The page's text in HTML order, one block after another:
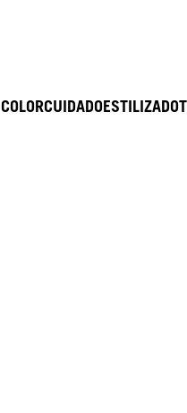
COLORCUIDADOESTILIZADO